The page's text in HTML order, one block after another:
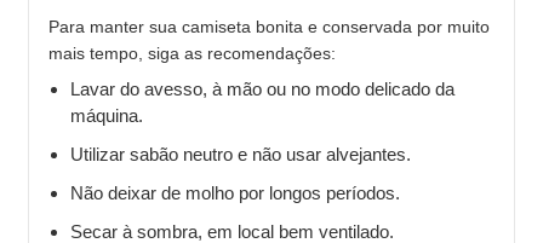
Para manter sua camiseta bonita e conservada por muito
mais tempo, siga as recomendações:
Lavar do avesso, à mão ou no modo delicado da
máquina.
Utilizar sabão neutro e não usar alvejantes.
Não deixar de molho por longos períodos.
Secar à sombra, em local bem ventilado.